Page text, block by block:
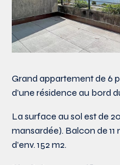
Grand appartement de 6
d’une résidence au bord
La surface au sol est de
mansardée). Balcon de
d’env. 152 m2.